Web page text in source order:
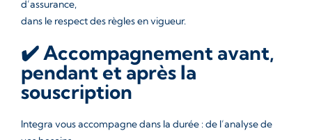
d’assurance,
dans le respect des règles en vigueur.
✔️ Accompagnement avant,
pendant et après la
souscription
Integra vous accompagne dans la durée : de l’analyse de